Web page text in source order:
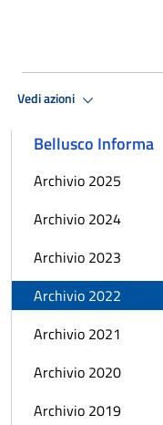
Vedi azioni
Bellusco Informa
Archivio 2025
Archivio 2024
Archivio 2023
Archivio 2022
Archivio 2021
Archivio 2020
Archivio 2019